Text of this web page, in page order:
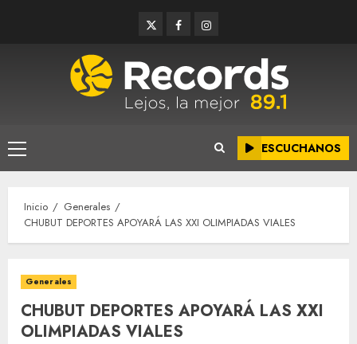
TwitterFacebookInstagram
Menú
principal
ESCUCHANOS
Inicio
Generales
CHUBUT DEPORTES APOYARÁ LAS XXI OLIMPIADAS VIALES
Generales
CHUBUT DEPORTES APOYARÁ LAS XXI
OLIMPIADAS VIALES